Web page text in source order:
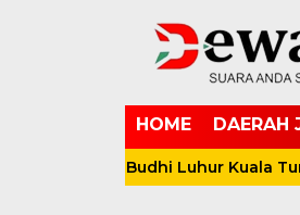
HOME DAERAH
Budhi Luhur Kuala Tungkal